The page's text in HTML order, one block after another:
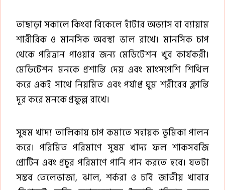
তাছাড়া সকালে কিংবা বিকেলে হাঁটার অভ্যাস বা ব্যায়াম
শারীরিক ও মানসিক অবস্থা ভাল রাখে। মানসিক চাপ
থেকে পরিত্রান পাওয়ার জন্য মেডিটেশন খুব কার্যকরী।
মেডিটেশন মনকে প্রশান্তি দেয় এবং মাংসপেশি শিথিল
করে একই সাথে নিয়মিত এবং পর্যাপ্ত ঘুম শরীরের ক্লান্তি
দূর করে মনকে প্রফুল্ল রাখে।
সুষম খাদ্য তালিকায় চাপ কমাতে সহায়ক ভূমিকা পালন
করে। পরিমিত পরিমাণে সুষম খাদ্য ফল শাকসবজি
প্রোটিন এবং প্রচুর পরিমাণে পানি পান করতে হবে। যতটা
সম্ভব তেলেভাজা, ঝাল, শর্করা ও চর্বি জাতীয় খাবার